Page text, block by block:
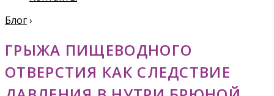
Блог›
ГРЫЖА ПИЩЕВОДНОГО
ОТВЕРСТИЯ КАК СЛЕДСТВИЕ